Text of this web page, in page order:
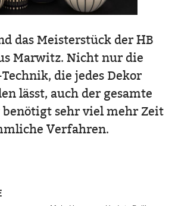
das Meisterstück der HB
Marwitz. Nicht nur die
die jedes Dekor
lässt, auch der gesamte
benötigt sehr viel mehr Zeit
Verfahren.